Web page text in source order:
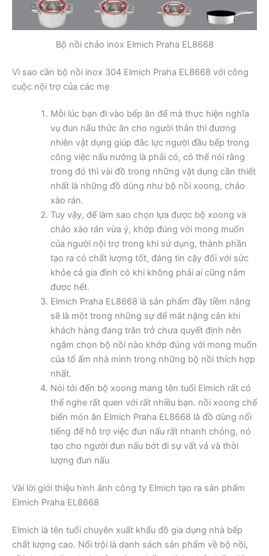
Bộ nồi chảo inox Elmich Praha EL8668
Vì sao cần bộ nồi inox 304 Elmich Praha EL8668 với công
cuộc nội trợ của các mẹ
Mỗi lúc bạn đi vào bếp ăn để mà thực hiện nghĩa
vụ đun nấu thức ăn cho người thân thì đương
nhiên vật dụng giúp đắc lực người đầu bếp trong
công việc nấu nướng là phải có, có thể nói rằng
trong đó thì vài đồ trong những vật dụng cần thiết
nhất là những đồ dùng như bộ nồi xoong, chảo
xào rán.
Tuy vậy, để làm sao chọn lựa được bộ xoong và
chảo xào rán vừa ý, khớp đúng với mong muốn
của người nội trợ trong khi sử dụng, thành phần
tạo ra có chất lượng tốt, đáng tin cậy đối với sức
khỏe cả gia đình có khi không phải ai cũng nắm
được hết.
Elmich Praha EL8668 là sản phẩm đầy tiềm năng
sẽ là một trong những sự để mắt nặng cân khi
khách hàng đang trăn trở chưa quyết định nên
ngắm chọn bộ nồi nào khớp đúng với mong muốn
của tổ ấm nhà mình trong những bộ nồi thích hợp
nhất.
Nói tới đến bộ xoong mang tên tuổi Elmich rất có
thể nghe rất quen với rất nhiều bạn. nồi xoong chế
biến món ăn Elmich Praha EL8668 là đồ dùng nổi
tiếng để hỗ trợ việc đun nấu rất nhanh chóng, nó
tạo cho người đun nấu bớt đi sự vất vả và thời
lượng đun nấu
Vài lời giới thiệu hình ảnh công ty Elmich tạo ra sản phẩm
Elmich Praha EL8668
Elmich là tên tuổi chuyên xuất khẩu đồ gia dụng nhà bếp
chất lượng cao. Nổi trội là danh sách sản phẩm về bộ nồi,